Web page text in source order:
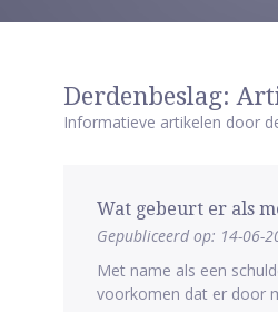
Derdenbeslag:
Informatieve artikelen door
Wat gebeurt er als
Gepubliceerd op: 14-06-
Met name als een
voorkomen dat er door